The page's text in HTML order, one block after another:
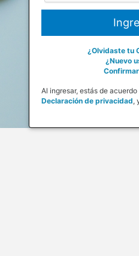
¿Olvidaste tu
¿Nuevo
Al ingresar, estás de
Declaración de privacidad,